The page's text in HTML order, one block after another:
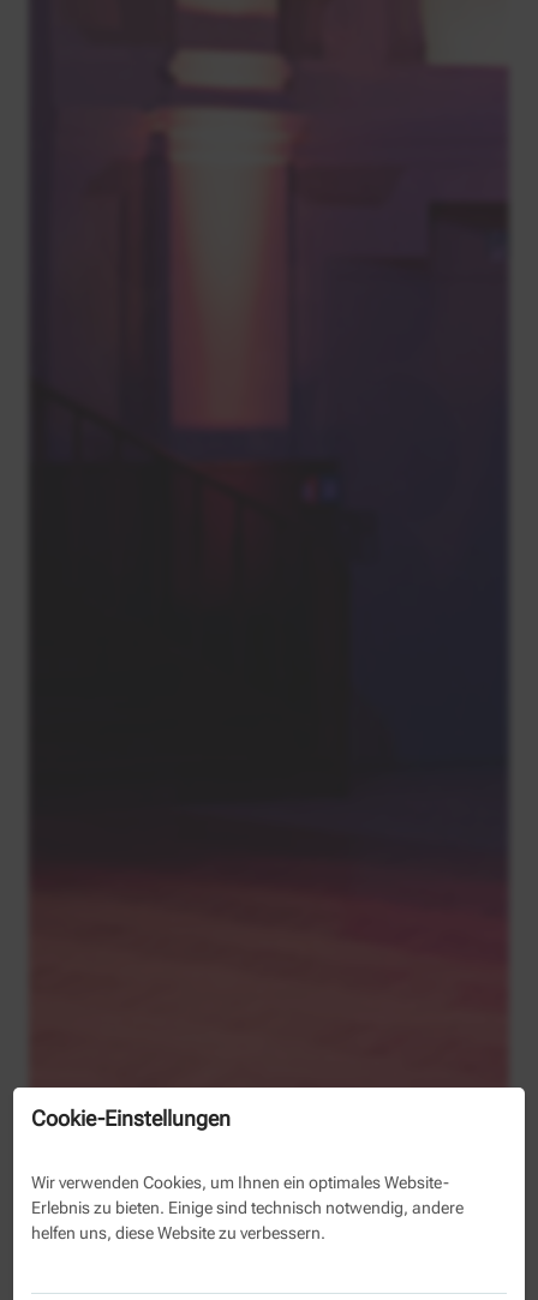
Cookie-Einstellungen
Wir verwenden Cookies, um Ihnen ein optimales Website-
Erlebnis zu bieten. Einige sind technisch notwendig, andere
helfen uns, diese Website zu verbessern.